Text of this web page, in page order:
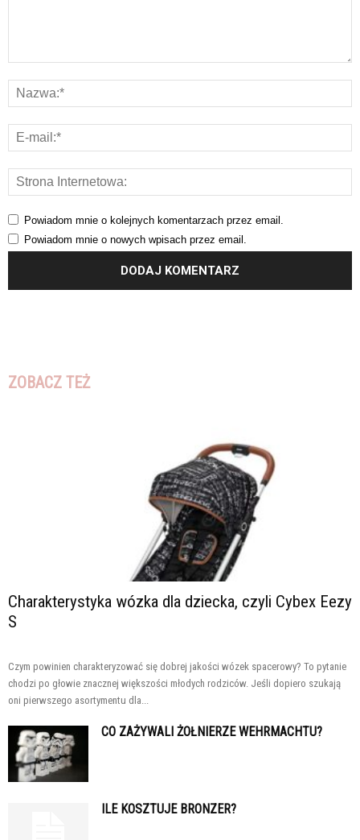
Powiadom mnie o kolejnych komentarzach przez email.
Powiadom mnie o nowych wpisach przez email.
ZOBACZ TEŻ
Charakterystyka wózka dla dziecka, czyli Cybex Eezy
S
Czym powinien charakteryzować się dobrej jakości wózek spacerowy? To pytanie
chodzi po głowie znacznej większości młodych rodziców. Jeśli dopiero szukają
oni pierwszego asortymentu dla...
CO ZAŻYWALI ŻOŁNIERZE WEHRMACHTU?
ILE KOSZTUJE BRONZER?